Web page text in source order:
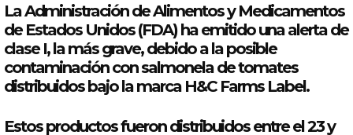
La Administración de Alimentos y Medicamentos
de Estados Unidos (FDA) ha emitido unaalertade
clase I, la más grave, debido a la posible
contaminaciónconsalmonela detomates
distribuidos bajo la marca H&C Farms Label.
Estos productos fueron distribuidos entre el 23 y